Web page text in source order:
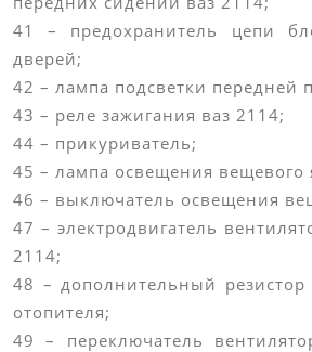
41 – предохранитель цепи
дверей;
42 – лампа подсветки передней
43 – реле зажигания ваз 2114;
44 – прикуриватель;
45 – лампа освещения вещевого
46 – выключатель освещения
47 – электродвигатель
2114;
48 – дополнительный резистор
отопителя;
49 – переключатель